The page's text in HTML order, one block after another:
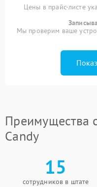
Цены в прайс-листе
Мы проверим ваше
Преимущества
Candy
15
сотрудников в штате